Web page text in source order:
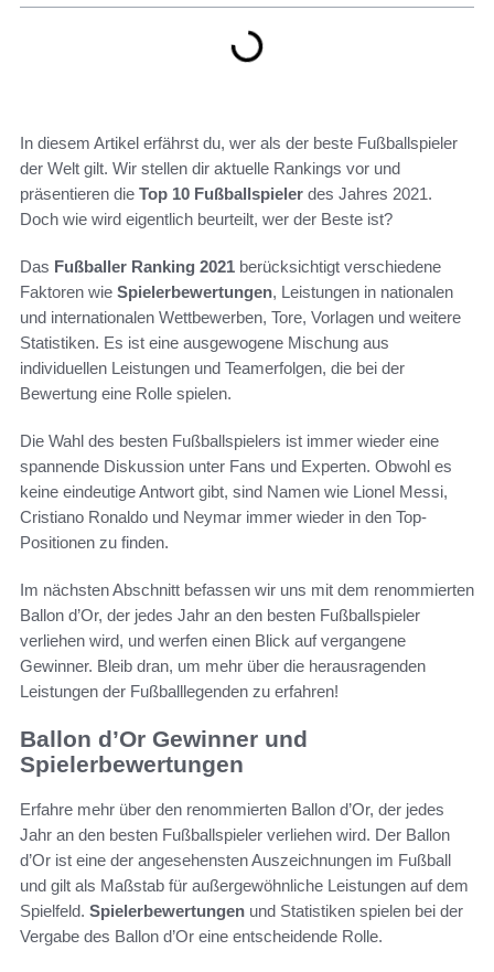
In diesem Artikel erfährst du, wer als der beste Fußballspieler
der Welt gilt. Wir stellen dir aktuelle Rankings vor und
präsentieren die Top 10 Fußballspieler des Jahres 2021.
Doch wie wird eigentlich beurteilt, wer der Beste ist?
Das Fußballer Ranking 2021 berücksichtigt verschiedene
Faktoren wie Spielerbewertungen, Leistungen in nationalen
und internationalen Wettbewerben, Tore, Vorlagen und weitere
Statistiken. Es ist eine ausgewogene Mischung aus
individuellen Leistungen und Teamerfolgen, die bei der
Bewertung eine Rolle spielen.
Die Wahl des besten Fußballspielers ist immer wieder eine
spannende Diskussion unter Fans und Experten. Obwohl es
keine eindeutige Antwort gibt, sind Namen wie Lionel Messi,
Cristiano Ronaldo und Neymar immer wieder in den Top-
Positionen zu finden.
Im nächsten Abschnitt befassen wir uns mit dem renommierten
Ballon d’Or, der jedes Jahr an den besten Fußballspieler
verliehen wird, und werfen einen Blick auf vergangene
Gewinner. Bleib dran, um mehr über die herausragenden
Leistungen der Fußballlegenden zu erfahren!
Ballon d’Or Gewinner und
Spielerbewertungen
Erfahre mehr über den renommierten Ballon d’Or, der jedes
Jahr an den besten Fußballspieler verliehen wird. Der Ballon
d’Or ist eine der angesehensten Auszeichnungen im Fußball
und gilt als Maßstab für außergewöhnliche Leistungen auf dem
Spielfeld. Spielerbewertungen und Statistiken spielen bei der
Vergabe des Ballon d’Or eine entscheidende Rolle.